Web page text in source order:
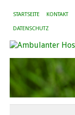
STARTSEITE KONTAKT
DATENSCHUTZ